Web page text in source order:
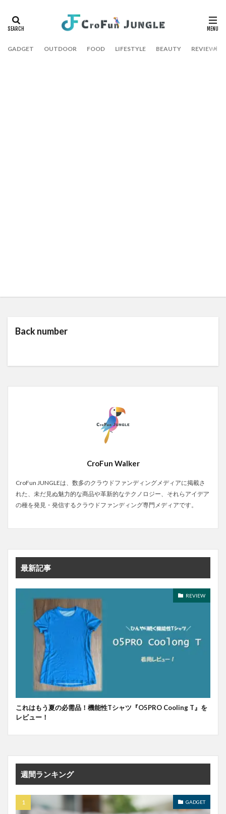
GADGET OUTDOOR FOOD LIFESTYLE BEAUTY REVIEW
Back number
CroFun Walker
CroFun JUNGLEは、数多のクラウドファンディングメディアに掲載さ
れた、未だ見ぬ魅力的な商品や革新的なテクノロジー、それらアイデア
の種を発見・発信するクラウドファンディング専門メディアです。
最新記事
REVIEW
これはもう夏の必需品！機能性Tシャツ『O5PRO Cooling T』を
レビュー！
週間ランキング
GADGET